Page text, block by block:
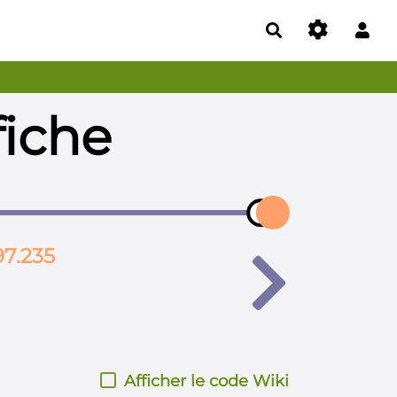
Rechercher
Afficher le code Wiki